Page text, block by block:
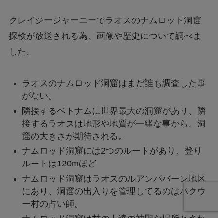
クレイジージャーニーでラオスのナムロッド洞窟
探検が放送される為、画像や歴史について調べま
した。
ラオスのナムロッド洞窟はまだ誰も調査した事
がない。
隣接するベトナムに世界最大の洞窟があり、隣
接するラオスは地形や地質が一緒な事から、洞
窟の大きさが期待される。
ナムロッド洞窟には2つのルートがあり、登り
ルートは120mほど
ナムロッド洞窟はラオスのルアンパバーン地区
にあり、洞窟の出入りを管理してるのはパクウ
ー村の占い師。